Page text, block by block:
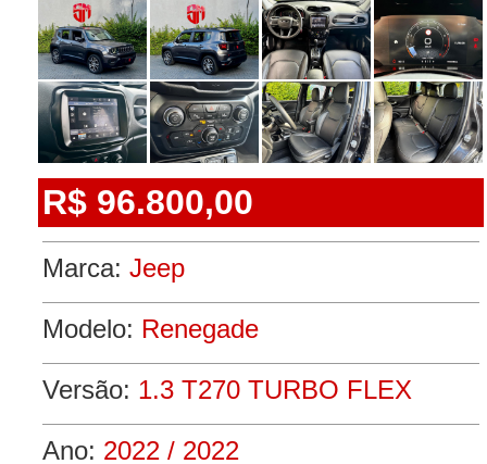
R$ 96.800,00
Marca: Jeep
Modelo: Renegade
Versão: 1.3 T270 TURBO FLEX
Ano: 2022 / 2022